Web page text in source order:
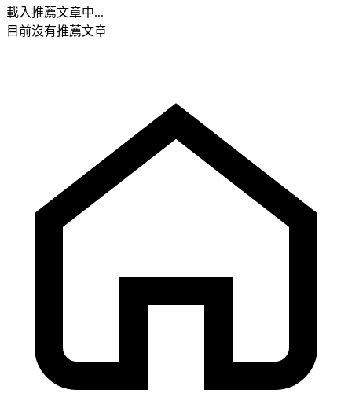
載入推薦文章中...
目前沒有推薦文章